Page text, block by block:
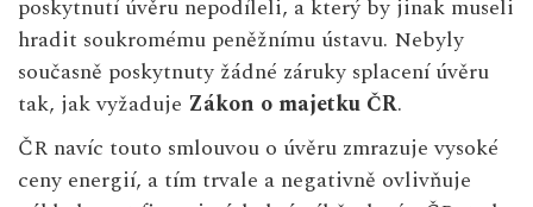
poskytnutí úvěru nepodíleli, a který by jinak museli
hradit soukromému peněžnímu ústavu. Nebyly
současně poskytnuty žádné záruky splacení úvěru
tak, jak vyžaduje Zákon o majetku ČR.
ČR navíc touto smlouvou o úvěru zmrazuje vysoké
ceny energií, a tím trvale a negativně ovlivňuje